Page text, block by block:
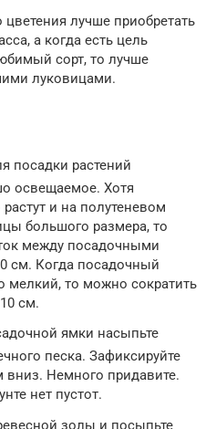
лучше приобретать
а когда есть цель
сорт, то лучше
луковицами.
посадки растений
освещаемое. Хотя
и на полутеневом
большого размера, то
между посадочными
см. Когда посадочный
мелкий, то можно сократить
см.
ямки насыпьте
песка. Зафиксируйте
Немного придавите.
нет пустот.
золы и посыпьте